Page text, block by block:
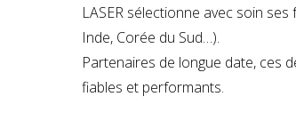
LASER sélectionne avec soin
Inde, Corée du Sud…).
Partenaires de longue date, ces
fiables et performants.